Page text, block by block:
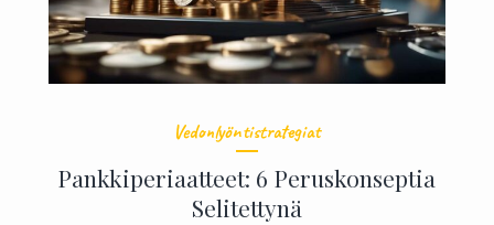
Vedonlyöntistrategiat
Pankkiperiaatteet: 6 Peruskonseptia
Selitettynä